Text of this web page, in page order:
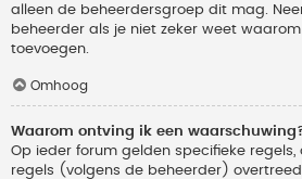
alleen de beheerdersgroep dit mag.
beheerder als je niet zeker weet
toevoegen.
Omhoog
Waarom ontving ik een
Op ieder forum gelden specifieke regels,
regels (volgens de beheerder)